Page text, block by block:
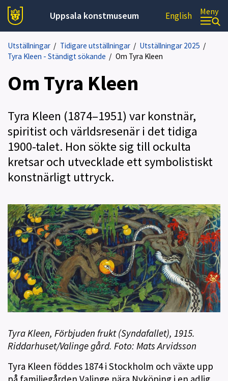
Uppsala konstmuseum English Meny
Utställningar / Tidigare utställningar/ Utställningar 2025 /
Tyra Kleen - Ständigt sökande / Om Tyra Kleen
Om Tyra Kleen
Tyra Kleen (1874–1951) var konstnär,
spiritist och världsresenär i det tidiga
1900-talet. Hon sökte sig till ockulta
kretsar och utvecklade ett symbolistiskt
konstnärligt uttryck.
Tyra Kleen, Förbjuden frukt (Syndafallet), 1915.
Riddarhuset/Valinge gård. Foto: Mats Arvidsson
Tyra Kleen föddes 1874 i Stockholm och växte upp